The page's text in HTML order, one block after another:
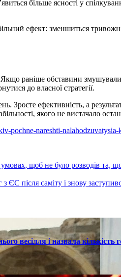
більше ясності у
ефект: зменшиться
раніше обставини змушували
до власної стратегії.
Зросте ефективність, а
якого не вистачало
pochne-nareshti-nalahodzuvatysia-
щоб не було розводів та,
після саміту і знову
весілля і назвала кількість